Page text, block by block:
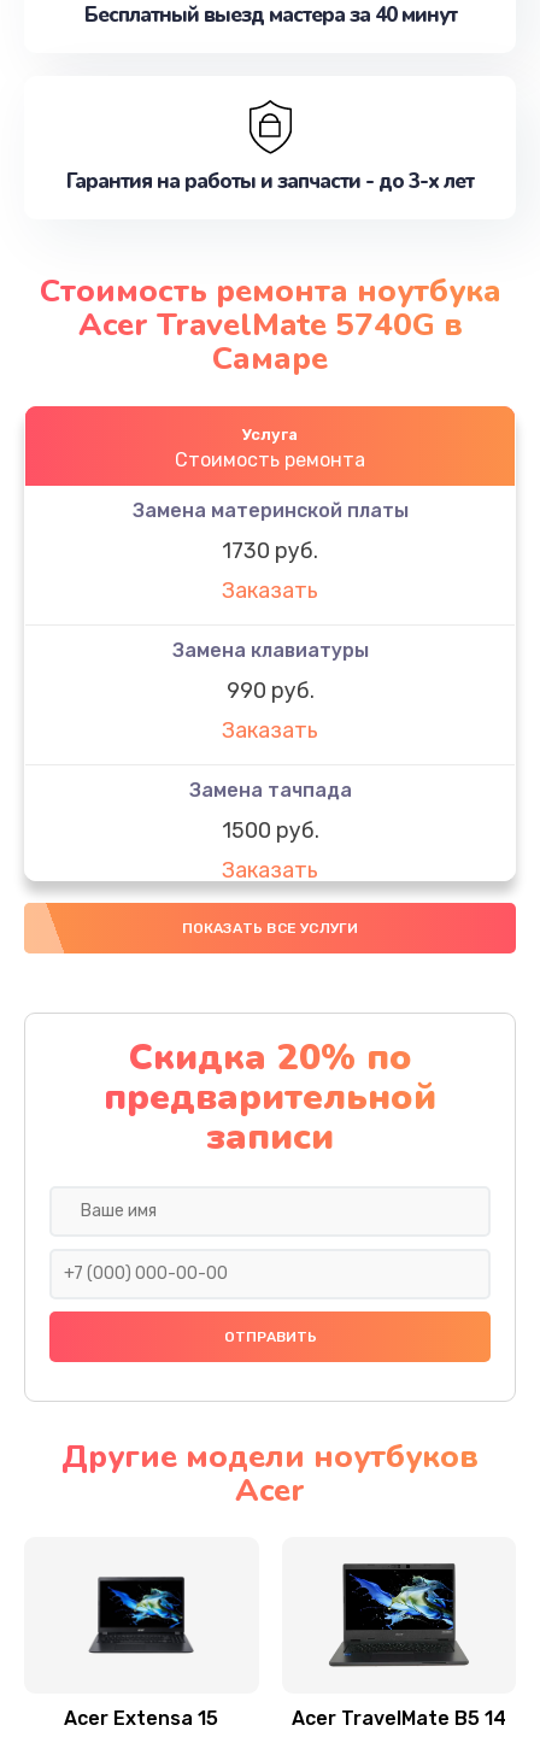
Бесплатный выезд мастера за 40 минут
Гарантия на работы и запчасти - до 3-х лет
Стоимость ремонта ноутбука
Acer TravelMate 5740G в
Самаре
Услуга
Стоимость ремонта
Замена материнской платы
1730 руб.
Заказать
Замена клавиатуры
990 руб.
Заказать
Замена тачпада
1500 руб.
Заказать
Замена южного моста
Заказать
Чистка от пыли
1060 руб.
Заказать
Ремонт подсветки
Настройка BIOS
Замена видеочипа
Заказать
ПОКАЗАТЬ ВСЕ УСЛУГИ
Скидка 20% по
предварительной
записи
Другие модели ноутбуков
Acer
Acer Extensa 15 Acer TravelMate B5 14